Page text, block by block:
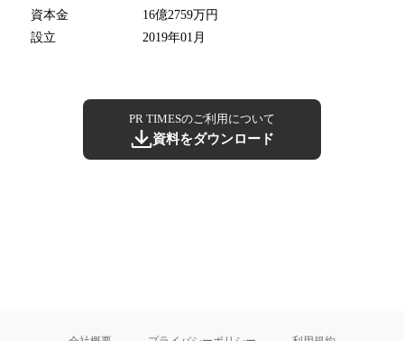
資本金
16億2759万円
設立
2019年01月
PR TIMESのご利用について
資料をダウンロード